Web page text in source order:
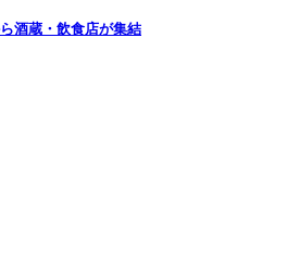
酒蔵・飲食店が集結